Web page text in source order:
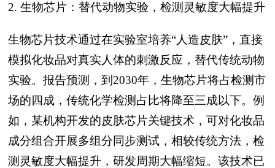
2. 生物芯片：替代动物实验，检测灵敏度大幅提升
生物芯片技术通过在实验室培养“人造皮肤”，直接
模拟化妆品对真实人体的刺激反应，替代传统动物
实验。报告预测，到2030年，生物芯片将占检测市
场的四成，传统化学检测占比将降至三成以下。例
如，某机构开发的皮肤芯片关键技术，可对化妆品
成分组合开展多组分同步测试，相较传统方法，检
测灵敏度大幅提升，研发周期大幅缩短。该技术已